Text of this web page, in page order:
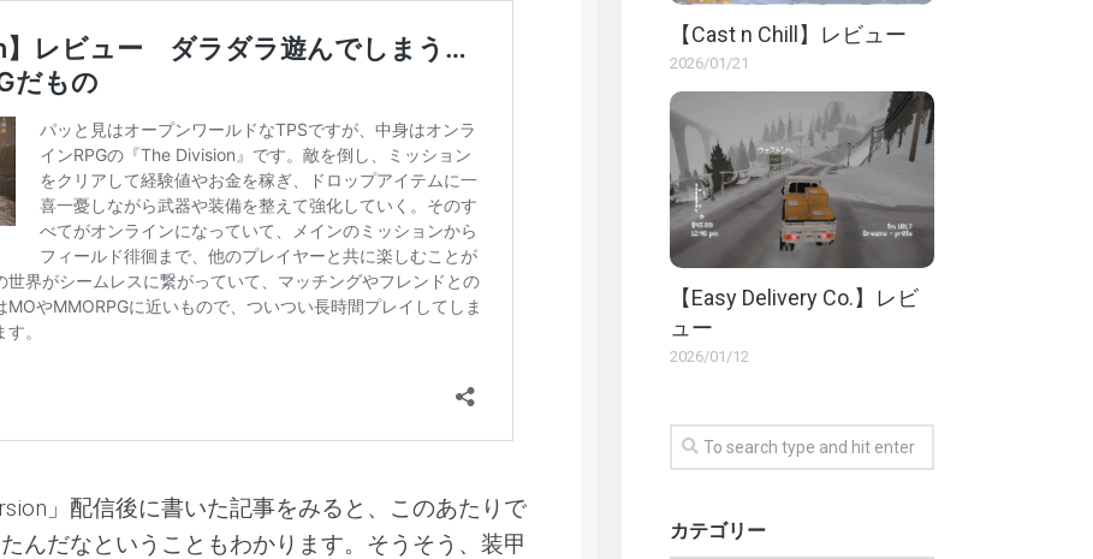
」配信後に書いた記事をみると、このあたりで
んだなということもわかります。そうそう、装甲
【Cast n Chill】レビュー
2026/01/21
【Easy Delivery Co.】レビ
ュー
2026/01/12
カテゴリー